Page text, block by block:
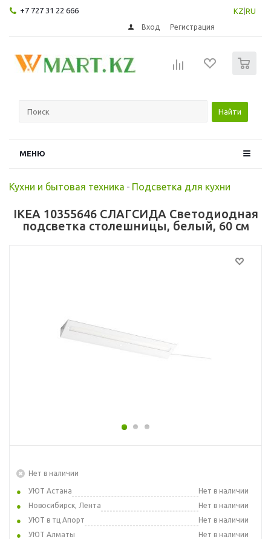
+7 727 31 22 666 KZ RU
Вход Регистрация
Найти
МЕНЮ
Кухни и бытовая техника - Подсветка для кухни
IKEA 10355646 СЛАГСИДА Светодиодная
подсветка столешницы, белый, 60 см
Нет в наличии
УЮТ Астана
Нет в наличии
Новосибирск, Лента
Нет в наличии
УЮТ в тц Апорт
Нет в наличии
УЮТ Алматы
Нет в наличии